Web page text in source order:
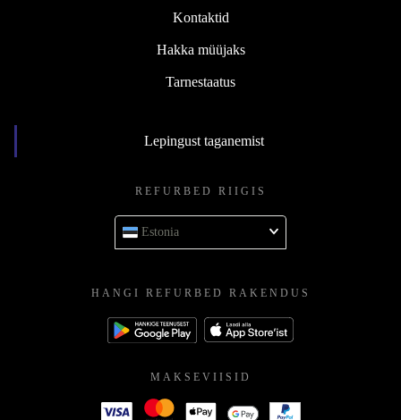
Kontaktid
Hakka müüjaks
Tarnestaatus
Lepingust taganemist
REFURBED RIIGIS
Estonia
HANGI REFURBED RAKENDUS
MAKSEVIISID